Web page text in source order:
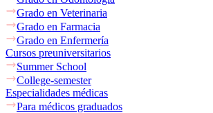
Grado en Veterinaria
Grado en Farmacia
Grado en Enfermería
Cursos preuniversitarios
Summer School
College-semester
Especialidades médicas
Para médicos graduados